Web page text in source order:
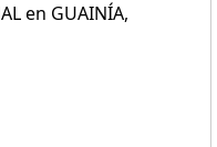
en GUAINÍA,